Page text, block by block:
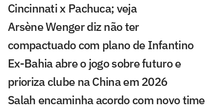
Cincinnati x Pachuca; veja
Arsène Wenger diz não ter
compactuado com plano de Infantino
Ex-Bahia abre o jogo sobre futuro e
prioriza clube na China em 2026
Salah encaminha acordo com novo time